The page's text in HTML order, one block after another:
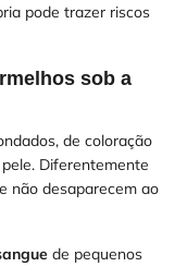
pode trazer riscos
sob a
de coloração
Diferentemente
não desaparecem ao
de pequenos